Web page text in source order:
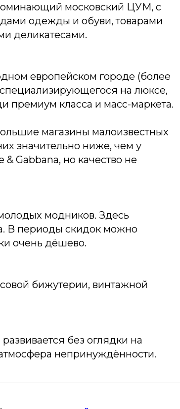
московский ЦУМ, с
одежды и обуви, товарами
деликатесами.
европейском городе (более
специализирующегося на люксе,
премиум класса и масс-маркета.
магазины малоизвестных
значительно ниже, чем у
Gabbana, но качество не
модников. Здесь
В периоды скидок можно
очень дёшево.
бижутерии, винтажной
без оглядки на
непринуждённости.